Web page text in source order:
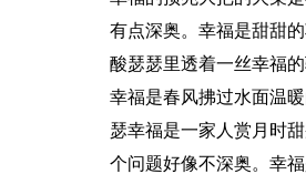
有点深奥。幸福是甜甜
酸瑟瑟里透着一丝幸福
幸福是春风拂过水面温
瑟幸福是一家人赏月时
个问题好像不深奥。幸